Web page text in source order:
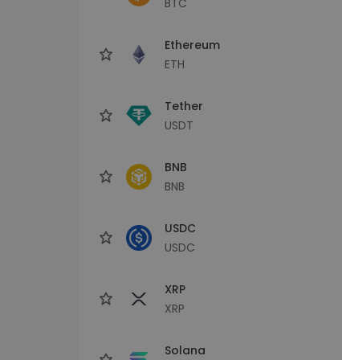
Ethereum
ETH
Tether
USDT
BNB
BNB
USDC
USDC
XRP
XRP
Solana